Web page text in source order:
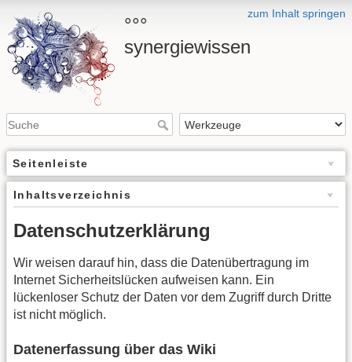
zum Inhalt springen
°°°
synergiewissen
Seitenleiste
Inhaltsverzeichnis
Datenschutzerklärung
Wir weisen darauf hin, dass die Datenübertragung im
Internet Sicherheitslücken aufweisen kann. Ein
lückenloser Schutz der Daten vor dem Zugriff durch Dritte
ist nicht möglich.
Datenerfassung über das Wiki